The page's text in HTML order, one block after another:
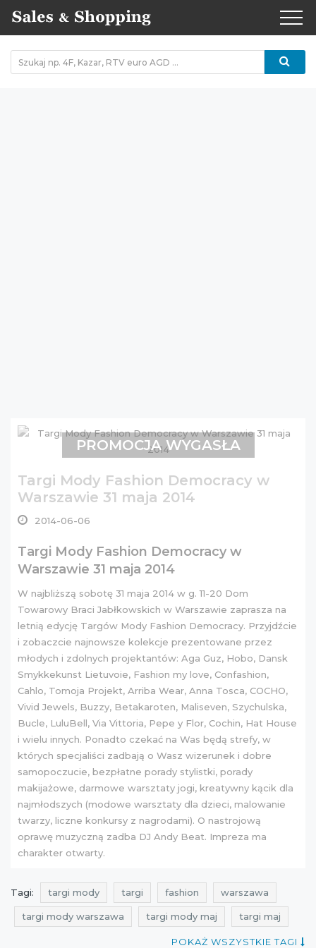
Targi Mody Fashion Democracy w
Warszawie 31 maja 2014
2014-06-06
Targi Mody Fashion Democracy w
Warszawie 31 maja 2014
W najbliższą sobotę 31 maja 2014 w g. 11-20 Dom
Towarowy Braci Jabłkowskich w Warszawie zaprasza na
letnią edycję Targów Mody Fashion Democracy. Przyjdźcie
i zobaczcie najnowsze kolekcje prezentowane przez
młodych i zdolnych projektantów: Aga Guz, Hobo, Dansk
Smykkekunst Lietuvoie, Fashion my love, Confashion,
Cahlo, Tomoja Projekt, Arriba Wear, Anna Tosca, COCHO,
Vivid Jewels, Buzzy, Betakaroten, Maliseven, Szychulska,
Bucle, LuluBell, Via Vittoria, Pepe y Flor, Cochin, Hat House
i wielu innych. Ponadto czekać na Was będą strefy, w
których specjaliści zadbają o Wasz wizerunek i dobre
samopoczucie, bezpłatne porady stylistki, porady
makijażowe, darmowe warsztaty jogi, kreatywny kącik dla
najmłodszych (modowe warsztaty dla dzieci, malowanie
twarzy, liczne konkursy z nagrodami). O nastrojową
oprawę muzyczną zadba DJ Andy Beat. Impreza ma
charakter otwarty.
PROMOCJA WYGASŁA
Tagi: targi mody targi fashion warszawa
targi mody warszawa targi mody maj targi maj
shopping pokaz mody
POKAŻ WSZYSTKIE TAGI